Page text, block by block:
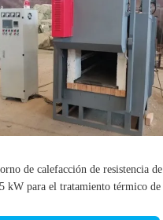
de calefacción de resistencia de
kW para el tratamiento térmico de